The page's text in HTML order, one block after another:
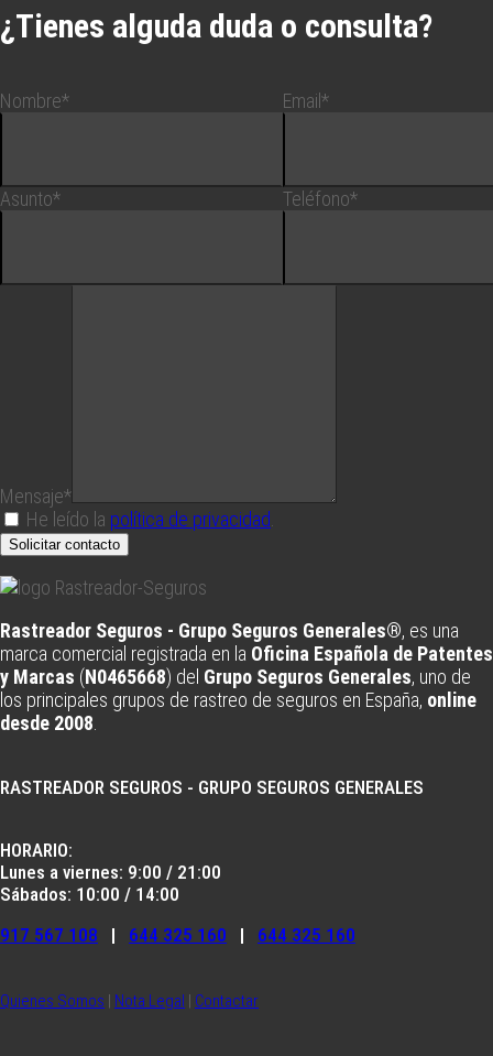
¿Tienes alguda duda o consulta?
Nombre*
Asunto*
Email*
Teléfono*
Mensaje*
He leído la política de privacidad
Solicitar contacto
Rastreador Seguros - Grupo Seguros Generales®, es una
marca comercial registrada en la Oficina Española de Patentes
y Marcas (N0465668) del Grupo Seguros Generales, uno de
los principales grupos de rastreo de seguros en España, online
desde 2008
RASTREADOR SEGUROS - GRUPO SEGUROS GENERALES
HORARIO:
Lunes a viernes: 9:00 / 21:00
Sábados: 10:00 / 14:00
917 567 108 | 644 325 160 | 644 325 160
Quienes Somos | Nota Legal | Contactar